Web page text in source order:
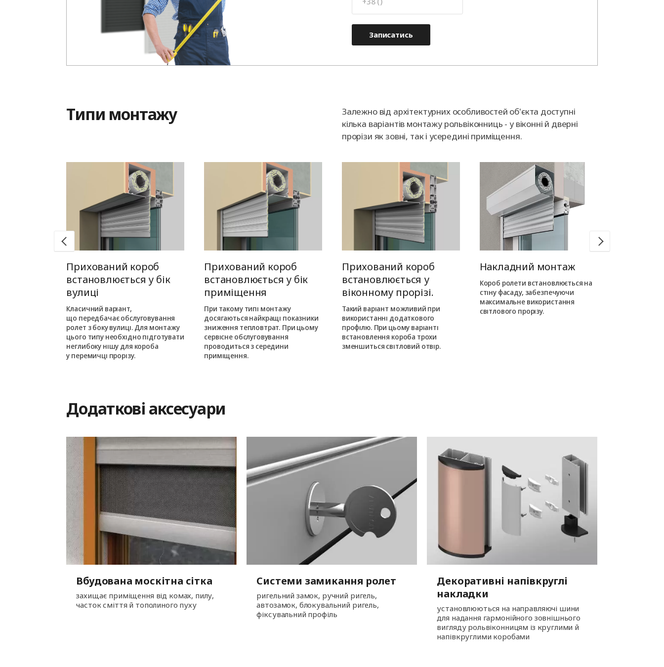
Записатись
Типи монтажу
Залежно від архітектурних особливостей об'єкта доступні
кілька варіантів монтажу рольвіконниць - у віконні й дверні
прорізи як зовні, так і усередині приміщення.
Прихований короб
встановлюється у бік
вулиці
Класичний варіант,
що передбачає обслуговування
ролет з боку вулиці. Для монтажу
цього типу необхідно підготувати
неглибоку нішу для короба
у перемичці прорізу.
Прихований короб
встановлюється у бік
приміщення
При такому типі монтажу
досягаються найкращі показники
зниження тепловтрат. При цьому
сервісне обслуговування
проводиться з середини
приміщення.
Прихований короб
встановлюється у
віконному прорізі.
Такий варіант можливий при
використанні додаткового
профілю. При цьому варіанті
встановлення короба трохи
зменшиться світловий отвір.
Накладний монтаж
Короб ролети встановлюється на
стіну фасаду, забезпечуючи
максимальне використання
світлового прорізу.
Додаткові аксесуари
Вбудована москітна сітка
захищає приміщення від комах, пилу,
часток сміття й тополиного пуху
Системи замикання ролет
ригельний замок, ручний ригель,
автозамок, блокувальний ригель,
фіксувальний профіль
Декоративні напівкруглі
накладки
установлюються на направляючі шини
для надання гармонійного зовнішнього
вигляду рольвіконницям із круглими й
напівкруглими коробами